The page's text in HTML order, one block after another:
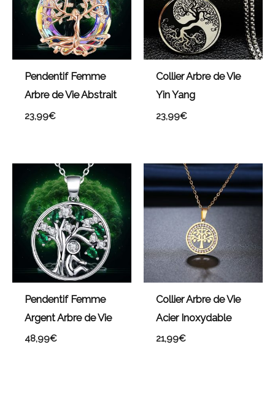
Pendentif Femme
Arbre de Vie Abstrait
23,99€
Collier Arbre de Vie
Yin Yang
23,99€
Pendentif Femme
Argent Arbre de Vie
48,99€
Collier Arbre de Vie
Acier Inoxydable
21,99€